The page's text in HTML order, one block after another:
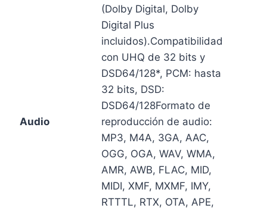
Audio
(Dolby Digital, Dolby
Digital Plus
incluidos).Compatibilidad
con UHQ de 32 bits y
DSD64/128*, PCM: hasta
32 bits, DSD:
DSD64/128Formato de
reproducción de audio:
MP3, M4A, 3GA, AAC,
OGG, OGA, WAV, WMA,
AMR, AWB, FLAC, MID,
MIDI, XMF, MXMF, IMY,
RTTTL, RTX, OTA, APE,